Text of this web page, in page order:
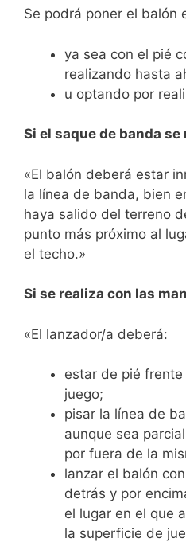
Se podrá poner el balón
ya sea con el pié
realizando hasta
u optando por
Si el saque de banda
«El balón deberá estar
la línea de banda, bien
haya salido del terreno
punto más próximo al
el techo.»
Si se realiza con las
«El lanzador/a deberá:
estar de pié
juego;
pisar la línea de
aunque sea
por fuera de la
lanzar el balón
detrás y por
el lugar en el que
la superficie de